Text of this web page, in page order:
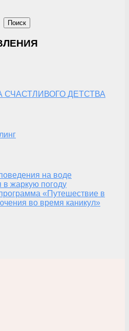
Поиск
СЧАСТЛИВОГО ДЕТСТВА
на воде
жаркую погоду
«Путешествие в
во время каникул»